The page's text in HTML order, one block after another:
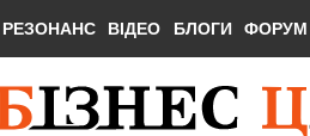
РЕЗОНАНС ВІДЕО БЛОГИ ФОРУМ